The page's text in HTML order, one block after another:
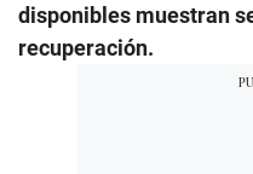
disponibles muestran
recuperación.